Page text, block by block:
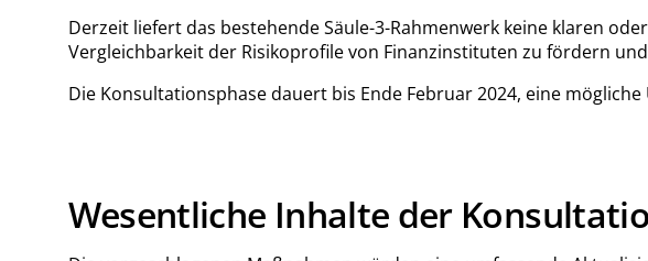
Derzeit liefert das bestehende Säule-3-Rahmenwerk keine klaren
Vergleichbarkeit der Risikoprofile von Finanzinstituten zu fördern
Die Konsultationsphase dauert bis Ende Februar 2024, eine
Wesentliche Inhalte der